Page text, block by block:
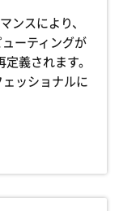
ンスにより、
ーティングが
義されます。
ッショナルに